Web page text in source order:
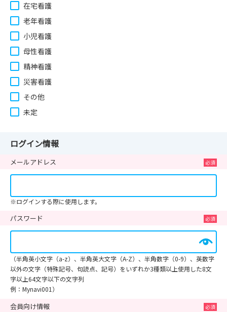
在宅看護
老年看護
小児看護
母性看護
精神看護
災害看護
その他
未定
ログイン情報
メールアドレス
※ログインする際に使用します。
パスワード
（半角英小文字（a-z）、半角英大文字（A-Z）、半角数字（0-9）、英数字
以外の文字（特殊記号、句読点、記号）をいずれか3種類以上使用した8文
字以上64文字以下の文字列
例：Mynavi001）
会員向け情報